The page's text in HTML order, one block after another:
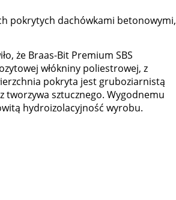
pokrytych dachówkami betonowymi,
że Braas-Bit Premium SBS
włókniny poliestrowej, z
pokryta jest gruboziarnistą
sztucznego. Wygodnemu
hydroizolacyjność wyrobu.